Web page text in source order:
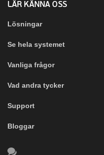
LÄR KÄNNA OSS
Lösningar
Se hela systemet
Vanliga frågor
Vad andra tycker
Support
Bloggar